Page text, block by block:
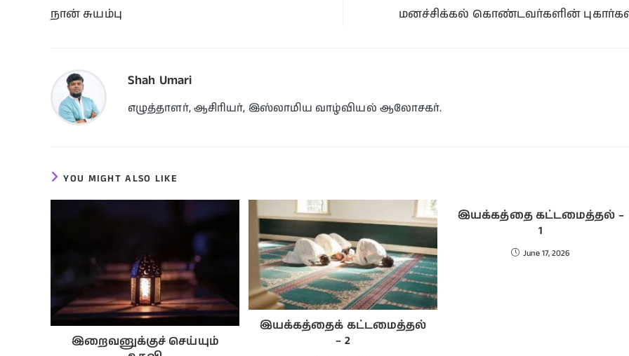
நான் சுயம்பு மனச்சிக்கல் கொண்டவர்களின்
Shah Umari
எழுத்தாளர், ஆசிரியர், இஸ்லாமிய வாழ்வியல் ஆலோசகர்.
YOU MIGHT ALSO LIKE
இறைவனுக்குச் செய்யும்
இயக்கத்தைக் கட்டமைத்தல்
– 2
இயக்கத்தை கட்டமைத்தல் –
1
June 17, 2026